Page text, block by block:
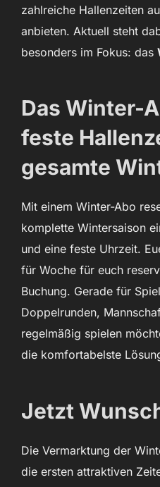
zahlreiche Hallenzeiten
anbieten. Aktuell steht
besonders im Fokus: das
Das Winter-
feste
gesamte
Mit einem Winter-Abo
komplette Wintersaison
und eine feste Uhrzeit.
für Woche für euch
Buchung. Gerade für
Doppelrunden,
regelmäßig spielen
die komfortabelste
Jetzt
Die Vermarktung der
die ersten attraktiven